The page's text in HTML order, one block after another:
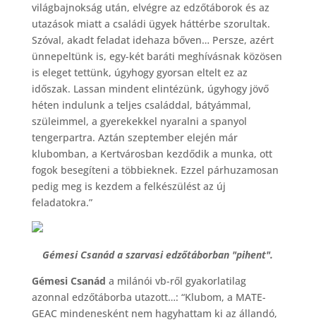
világbajnokság után, elvégre az edzőtáborok és az
utazások miatt a családi ügyek háttérbe szorultak.
Szóval, akadt feladat idehaza bőven… Persze, azért
ünnepeltünk is, egy-két baráti meghívásnak közösen
is eleget tettünk, úgyhogy gyorsan eltelt ez az
időszak. Lassan mindent elintézünk, úgyhogy jövő
héten indulunk a teljes családdal, bátyámmal,
szüleimmel, a gyerekekkel nyaralni a spanyol
tengerpartra. Aztán szeptember elején már
klubomban, a Kertvárosban kezdődik a munka, ott
fogok besegíteni a többieknek. Ezzel párhuzamosan
pedig meg is kezdem a felkészülést az új
feladatokra.”
Gémesi Csanád a szarvasi edzőtáborban "pihent".
Gémesi Csanád a milánói vb-ről gyakorlatilag
azonnal edzőtáborba utazott…: “Klubom, a MATE-
GEAC mindenesként nem hagyhattam ki az állandó,